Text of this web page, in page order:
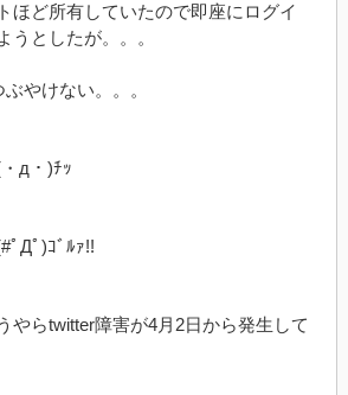
ほど所有していたので即座にログイ
うとしたが。。。
やけない。。。
д・)ﾁｯ
ﾟДﾟ)ｺﾞﾙｧ!!
やらtwitter障害が4月2日から発生して